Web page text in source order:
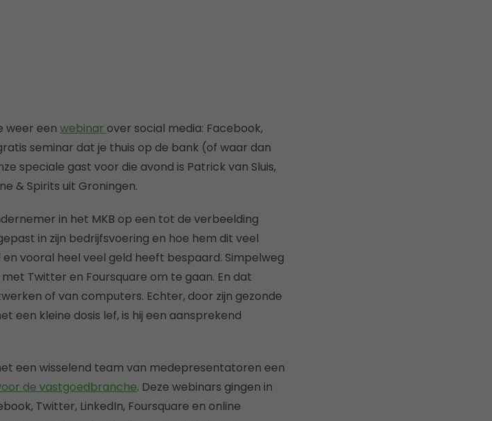
weer een webinar over social media: Facebook,
seminar dat je thuis op de bank (of waar dan
speciale gast voor die avond is Patrick van Sluis,
& Spirits uit Groningen.
in het MKB op een tot de verbeelding
in zijn bedrijfsvoering en hoe hem dit veel
vooral heel veel geld heeft bespaard. Simpelweg
Twitter en Foursquare om te gaan. En dat
of van computers. Echter, door zijn gezonde
een kleine dosis lef, is hij een aansprekend
een wisselend team van medepresentatoren een
de vastgoedbranche. Deze webinars gingen in
Twitter, LinkedIn, Foursquare en online